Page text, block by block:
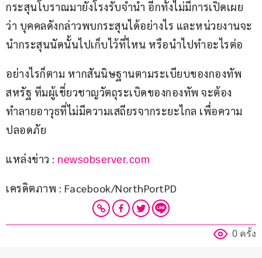
กระสุนโบราณมายังโรงรับจำนำ อีกทั้งไม่มีการเปิดเผย
ว่า บุคคลดังกล่าวพบกระสุนได้อย่างไร และหน่วยงานจะ
นำกระสุนนัดนั้นไปเก็บไว้ที่ไหน หรือนำไปทำอะไรต่อ
อย่างไรก็ตาม หากสันนิษฐานตามระเบียบของกองทัพ
สหรัฐ ทีมผู้เชี่ยวชาญวัตถุระเบิดของกองทัพ จะต้อง
ทำลายอาวุธที่ไม่มีความเสถียรจากระยะไกล เพื่อความ
ปลอดภัย
แหล่งข่าว : newsobserver.com
เครดิตภาพ : Facebook/NorthPortPD
0 ครั้ง